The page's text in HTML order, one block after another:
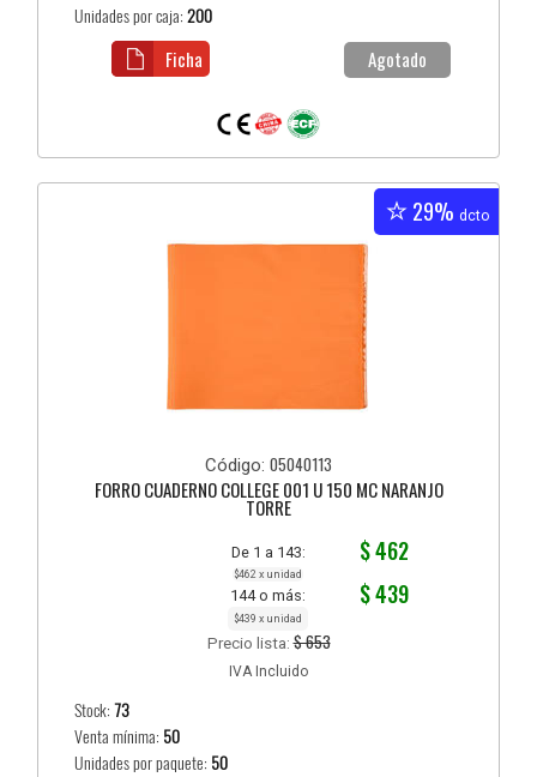
Unidades por caja:200
Agotado
Ficha
29% dcto
Código: 05040113
FORRO CUADERNO COLLEGE 001 U 150 MC NARANJO
TORRE
De 1 a 143: $ 462
$462 x unidad
144 o más: $ 439
$439 x unidad
Precio lista:$ 653
IVA Incluido
Stock:73
Venta mínima: 50
Unidades por paquete: 50